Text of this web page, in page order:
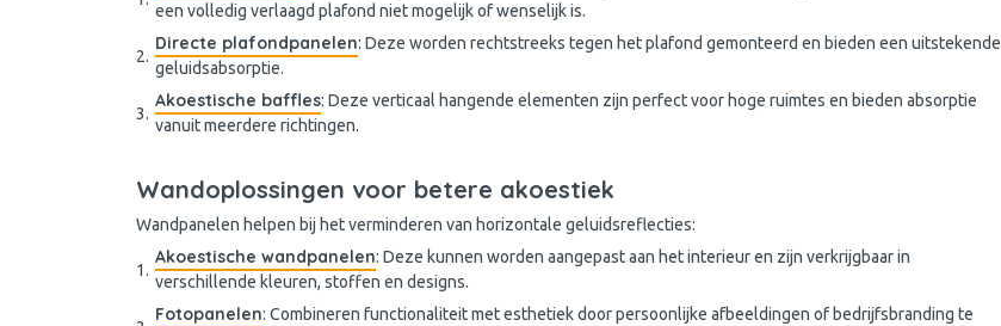
een volledig verlaagd plafond niet mogelijk of wenselijk is.
Directe plafondpanelen: Deze worden rechtstreeks tegen het plafond gemonteerd en bieden een uitstekende
geluidsabsorptie.
Akoestische baffles: Deze verticaal hangende elementen zijn perfect voor hoge ruimtes en bieden absorptie
vanuit meerdere richtingen.
Wandoplossingen voor betere akoestiek
Wandpanelen helpen bij het verminderen van horizontale geluidsreflecties:
Akoestische wandpanelen: Deze kunnen worden aangepast aan het interieur en zijn verkrijgbaar in
verschillende kleuren, stoffen en designs.
Fotopanelen: Combineren functionaliteit met esthetiek door persoonlijke afbeeldingen of bedrijfsbranding te